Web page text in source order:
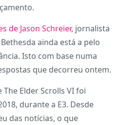
de Jason Schreier, jornalista
ainda está a pelo
Isto com base numa
que decorreu ontem.
Elder Scrolls VI foi
durante a E3. Desde
das notícias, o que